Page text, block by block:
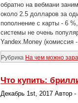
обратно на вебмани
около 2.5 долларов за
пополнение с карты - 6
системы не очень
Yandex.Money (комиссия
Рубрика На чем можно
Что купить:
Декабрь 1st, 2017 Автор